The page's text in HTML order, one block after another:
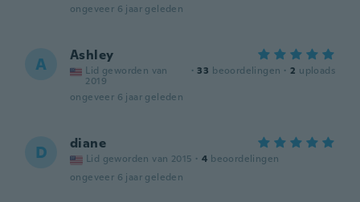
ongeveer 6 jaar geleden
A Ashley
Lid geworden van
2019
· 33 beoordelingen · 2 uploads
ongeveer 6 jaar geleden
D diane
Lid geworden van 2015 · 4 beoordelingen
ongeveer 6 jaar geleden